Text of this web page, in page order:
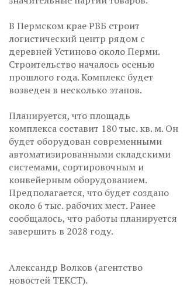
В Пермском крае РВБ строит
логистический центр рядом с
деревней Устиново около Перми.
Строительство началось осенью
прошлого года. Комплекс будет
возведен в несколько этапов.
Планируется, что площадь
комплекса составит 180 тыс. кв. м. Он
будет оборудован современными
автоматизированными складскими
системами, сортировочным и
конвейерным оборудованием.
Предполагается, что будет создано
около 6 тыс. рабочих мест. Ранее
сообщалось, что работы планируется
завершить в 2028 году.
Александр Волков (агентство
новостей ТЕКСТ).